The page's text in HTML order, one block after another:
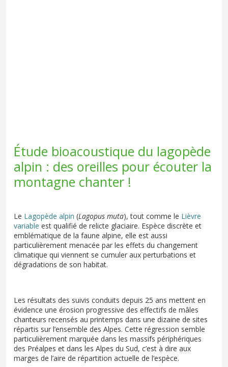
Étude bioacoustique du lagopède
alpin : des oreilles pour écouter la
montagne chanter !
Le Lagopède alpin (Lagopus muta), tout comme le Lièvre
variable est qualifié de relicte glaciaire. Espèce discrète et
emblématique de la faune alpine, elle est aussi
particulièrement menacée par les effets du changement
climatique qui viennent se cumuler aux perturbations et
dégradations de son habitat.
Les résultats des suivis conduits depuis 25 ans mettent en
évidence une érosion progressive des effectifs de mâles
chanteurs recensés au printemps dans une dizaine de sites
répartis sur l’ensemble des Alpes. Cette régression semble
particulièrement marquée dans les massifs périphériques
des Préalpes et dans les Alpes du Sud, c’est à dire aux
marges de l’aire de répartition actuelle de l’espèce.